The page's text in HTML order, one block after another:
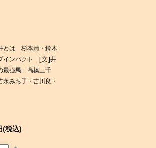
とは 杉本清・鈴木
インパクト [文]井
最強馬 高橋三千
みち子・吉川良・
(税込)